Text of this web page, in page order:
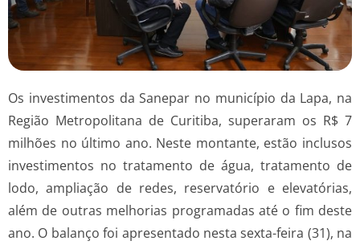
Os investimentos da Sanepar no município da Lapa, na
Região Metropolitana de Curitiba, superaram os R$ 7
milhões no último ano. Neste montante, estão inclusos
investimentos no tratamento de água, tratamento de
lodo, ampliação de redes, reservatório e elevatórias,
além de outras melhorias programadas até o fim deste
ano. O balanço foi apresentado nesta sexta-feira (31), na